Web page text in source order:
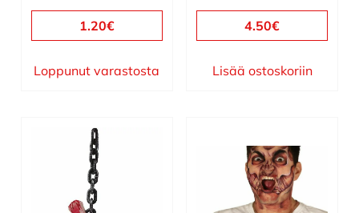
1.20€
Loppunut varastosta
4.50€
Lisää ostoskoriin